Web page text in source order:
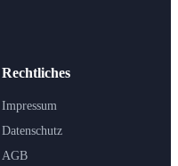
Rechtliches
Impressum
Datenschutz
AGB